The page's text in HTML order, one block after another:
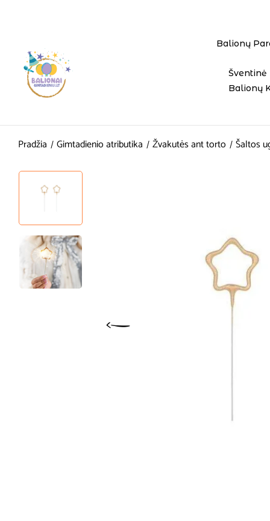
Balionų
Balionų
Pradžia Gimtadienio atributika Žvakutės ant torto Šaltos